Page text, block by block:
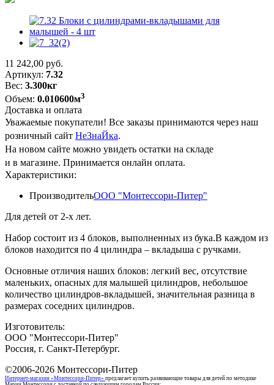
11 242,00 руб.
Артикул: 7.32
Вес: 3.300кг
Объем: 0.010600м3
Доставка и оплата
Уважаемые покупатели! Все заказы принимаются через наш
розничный сайт НеЗнаЙка.
На новом сайте можно увидеть остатки на складе
и в магазине. Принимается онлайн оплата.
Характеристики:
ПроизводительООО "Монтессори-Питер"
Для детей от 2-х лет.
Набор состоит из 4 блоков, выполненных из бука.В каждом из
блоков находится по 4 цилиндра – вкладыша с ручками.
Основные отличия наших блоков: легкий вес, отсутствие
маленьких, опасных для малышей цилиндров, небольшое
количество цилиндров-вкладышей, значительная разница в
размерах соседних цилиндров.
Изготовитель:
ООО "Монтессори-Питер"
Россия, г. Санкт-Петербург.
©2006-2026 Монтессори-Питер
Интернет-магазин «Монтессори-Питер» предлагает купить развивающие товары для детей по методике